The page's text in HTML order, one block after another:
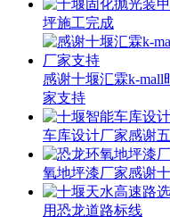
坪施工完成
感谢十堰汇霖k-
家支持
车库设计厂家感谢
氧地坪漆厂家感谢
用恐龙道路标线